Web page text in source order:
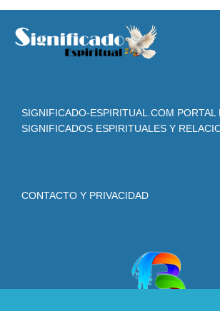
SIGNIFICADO-ESPIRITUAL.COM PORTAL
SIGNIFICADOS ESPIRITUALES Y
CONTACTO Y PRIVACIDAD